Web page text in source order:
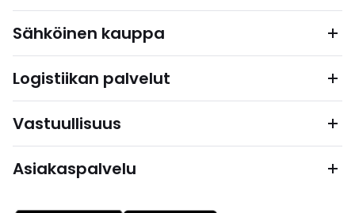
Sähköinen kauppa
Logistiikan palvelut
Vastuullisuus
Asiakaspalvelu